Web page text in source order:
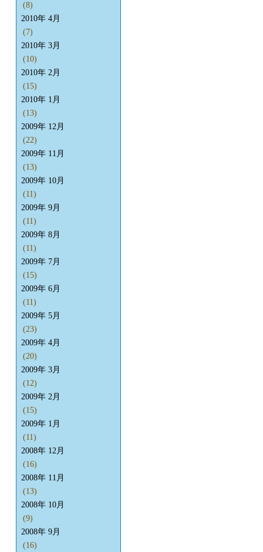
(8)
2010年 4月
(7)
2010年 3月
(10)
2010年 2月
(15)
2010年 1月
(13)
2009年 12月
(22)
2009年 11月
(13)
2009年 10月
(11)
2009年 9月
(11)
2009年 8月
(11)
2009年 7月
(15)
2009年 6月
(11)
2009年 5月
(23)
2009年 4月
(20)
2009年 3月
(12)
2009年 2月
(15)
2009年 1月
(11)
2008年 12月
(16)
2008年 11月
(13)
2008年 10月
(9)
2008年 9月
(16)